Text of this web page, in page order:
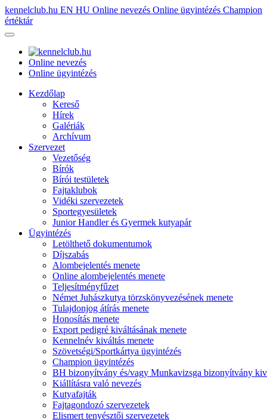
kennelclub.hu EN HU Online nevezés Online ügyintézés Champion
értéktár
Online nevezés
Online ügyintézés
Kezdőlap
Kereső
Hírek
Galériák
Archívum
Szervezet
Vezetőség
Bírók
Bírói testületek
Fajtaklubok
Vidéki szervezetek
Sportegyesületek
Junior Handler és Gyermek kutyapár
Ügyintézés
Letölthető dokumentumok
Díjszabás
Alombejelentés menete
Online alombejelentés menete
Teljesítményfűzet
Német Juhászkutya törzskönyvezésének menete
Tulajdonjog átírás menete
Honosítás menete
Export pedigré kiváltásának menete
Kennelnév kiváltás menete
Szövetségi/Sportkártya ügyintézés
Champion ügyintézés
BH bizonyítvány és/vagy Munkavizsga bizonyítvány
Kiállításra való nevezés
Kutyafajták
Fajtagondozó szervezetek
Elismert tenyésztői szervezetek